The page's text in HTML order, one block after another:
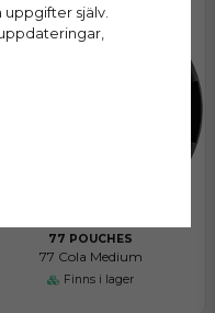
77 POUCHES
77 Cola Medium
Finns i lager
uppgifter själv.